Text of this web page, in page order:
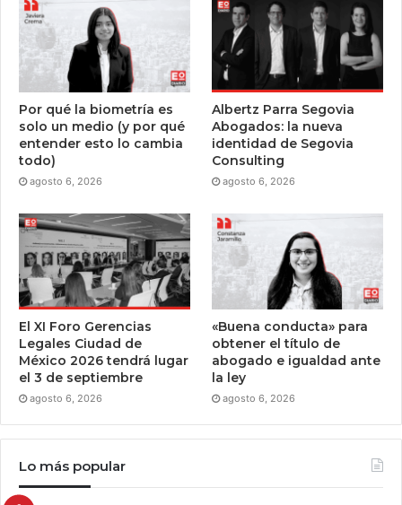
Por qué la biometría es
solo un medio (y por qué
entender esto lo cambia
todo)
agosto 6, 2026
Albertz Parra Segovia
Abogados: la nueva
identidad de Segovia
Consulting
agosto 6, 2026
El XI Foro Gerencias
Legales Ciudad de
México 2026 tendrá lugar
el 3 de septiembre
agosto 6, 2026
«Buena conducta» para
obtener el título de
abogado e igualdad ante
la ley
agosto 6, 2026
Lo más popular